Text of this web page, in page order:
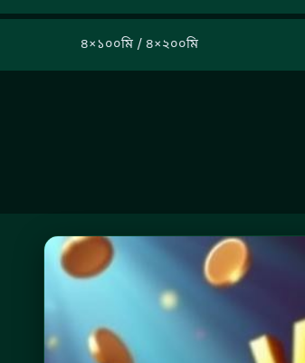
৪×১০০মি / ৪×২০০মি